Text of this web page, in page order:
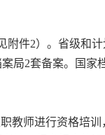
件2）。省级和
局2套备案。国家
教师进行资格培